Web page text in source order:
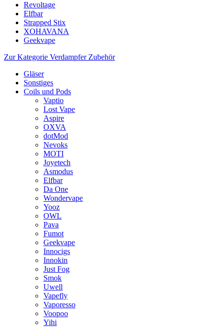
Revoltage
Elfbar
Strapped Stix
XOHAVANA
Geekvape
Zur Kategorie Verdampfer Zubehör
Gläser
Sonstiges
Coils und Pods
Vaptio
Lost Vape
Aspire
OXVA
dotMod
Nevoks
MOTI
Joyetech
Asmodus
Elfbar
Da One
Wondervape
Yooz
OWL
Pava
Fumot
Geekvape
Innocigs
Innokin
Just Fog
Smok
Uwell
Vapefly
Vaporesso
Voopoo
Yihi